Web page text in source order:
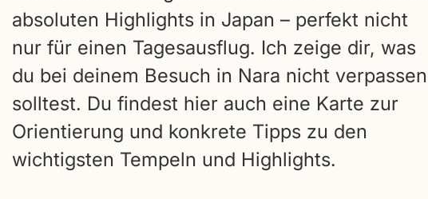
absoluten Highlights in Japan – perfekt nicht
nur für einen Tagesausflug. Ich zeige dir, was
du bei deinem Besuch in Nara nicht verpassen
solltest. Du findest hier auch eine Karte zur
Orientierung und konkrete Tipps zu den
wichtigsten Tempeln und Highlights.